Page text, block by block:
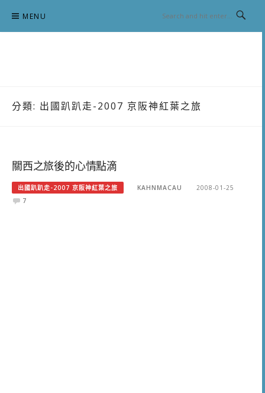
content
MENU
分類: 出國趴趴走-2007 京阪神紅葉之旅
關西之旅後的心情點滴
出國趴趴走-2007 京阪神紅葉之旅 KAHNMACAU
2008-01-25
7